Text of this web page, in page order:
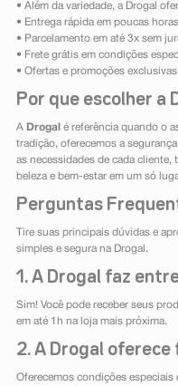
• Além da variedade, a Drogal
• Entrega rápida em poucas
• Parcelamento em até 3x sem
• Frete grátis em condições
• Ofertas e promoções
Por que escolher a
A Drogal é referência quando o
tradição, oferecemos a
as necessidades de cada
beleza e bem-estar em um só
Perguntas
Tire suas principais dúvidas e
simples e segura na Drogal.
1. A Drogal faz
Sim! Você pode receber seus
em até 1h na loja mais próxima.
2. A Drogal
Oferecemos condições